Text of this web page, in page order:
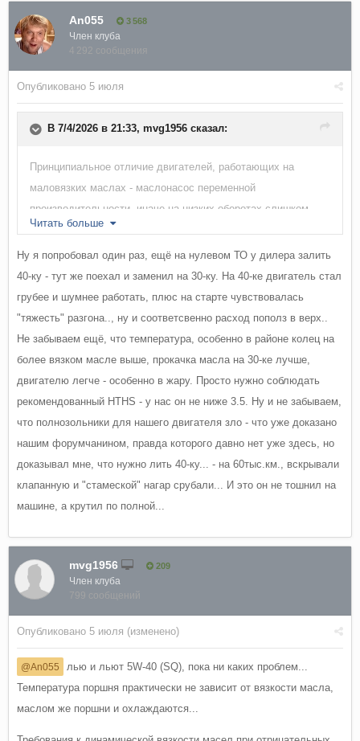
An055 3 568
Член клуба
4 292 сообщения
Опубликовано 5 июля
В 7/4/2026 в 21:33, mvg1956 сказал:
Принципиальное отличие двигателей, работающих на
маловязких маслах - маслонасос переменной
производительности, иначе на низких оборотах слишком
низкое давление масла... Других значимых отличий нет.
Читать больше
Ну я попробовал один раз, ещё на нулевом ТО у дилера залить
40-ку - тут же поехал и заменил на 30-ку. На 40-ке двигатель стал
грубее и шумнее работать, плюс на старте чувствовалась
"тяжесть" разгона.., ну и соответсвенно расход пополз в верх..
Не забываем ещё, что температура, особенно в районе колец на
более вязком масле выше, прокачка масла на 30-ке лучше,
двигателю легче - особенно в жару. Просто нужно соблюдать
рекомендованный HTHS - у нас он не ниже 3.5. Ну и не забываем,
что полнозольники для нашего двигателя зло - что уже доказано
нашим форумчанином, правда которого давно нет уже здесь, но
доказывал мне, что нужно лить 40-ку... - на 60тыс.км., вскрывали
клапанную и "стамеской" нагар срубали... И это он не тошнил на
машине, а крутил по полной...
mvg1956 209
Член клуба
799 сообщений
Опубликовано 5 июля (изменено)
@An055
лью и льют 5W-40 (SQ), пока ни каких проблем...
Температура поршня практически не зависит от вязкости масла,
маслом же поршни и охлаждаются...